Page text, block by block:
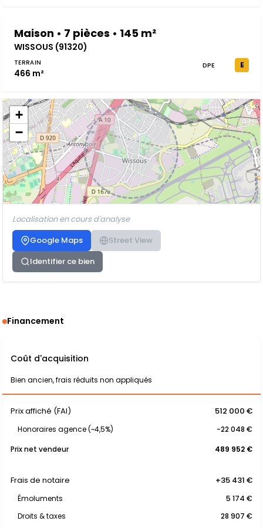
Maison • 7 pièces • 145 m²
WISSOUS (91320)
TERRAIN
466 m²
DPE E
+
−
Localisation en cours d'analyse
Google Maps
Street View
Identifier ce bien
Financement
Coût d'acquisition
Bien ancien, frais réduits non appliqués
Prix affiché (FAI) 512 000 €
Honoraires agence (~4,5%)
-22 048 €
Prix net vendeur
489 952 €
Frais de notaire +35 431 €
Émoluments
5 174 €
Droits & taxes
28 907 €